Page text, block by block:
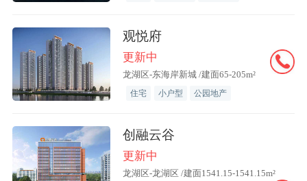
观悦府
更新中
龙湖区-东海岸新城 /建面65-205m²
住宅 小户型 公园地产
创融云谷
更新中
龙湖区-龙湖区 /建面1541.15-1541.15m²